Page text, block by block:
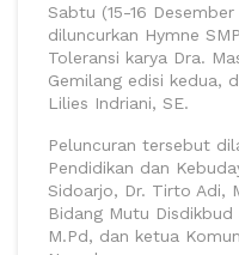
Sabtu (15-16
diluncurkan Hymne
Toleransi karya Dra.
Gemilang edisi kedua,
Lilies Indriani, SE.
Peluncuran tersebut
Pendidikan dan
Sidoarjo, Dr. Tirto Adi,
Bidang Mutu
M.Pd, dan ketua